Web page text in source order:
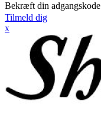
Bekræft din adgangskode
Tilmeld dig
x